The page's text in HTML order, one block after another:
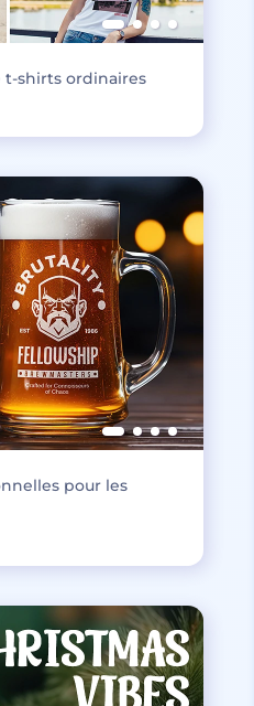
shirts ordinaires
pour les